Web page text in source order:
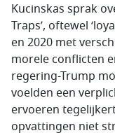
Kucinskas sprak
Traps’, oftewel
en 2020 met
morele conflicten
regering-Trump
voelden een
ervoeren
opvattingen niet